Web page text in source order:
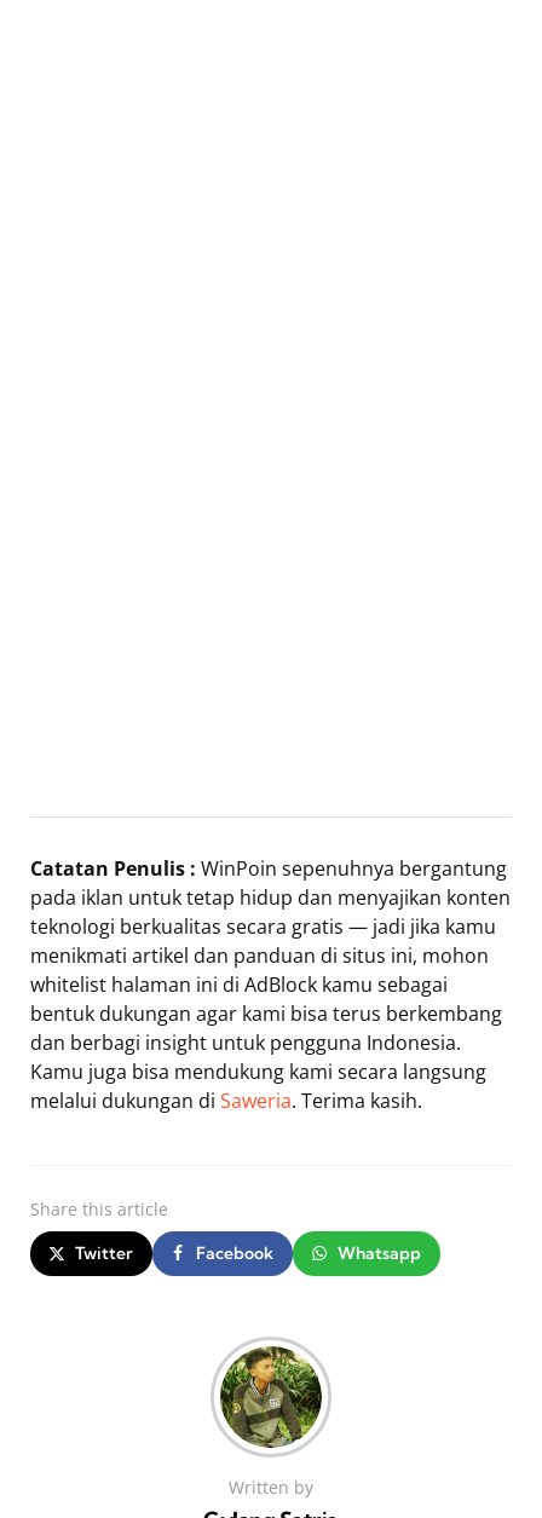
Catatan Penulis : WinPoin sepenuhnya bergantung
pada iklan untuk tetap hidup dan menyajikan konten
teknologi berkualitas secara gratis — jadi jika kamu
menikmati artikel dan panduan di situs ini, mohon
whitelist halaman ini di AdBlock kamu sebagai
bentuk dukungan agar kami bisa terus berkembang
dan berbagi insight untuk pengguna Indonesia.
Kamu juga bisa mendukung kami secara langsung
melalui dukungan di Saweria. Terima kasih.
Share this article
Twitter Facebook Whatsapp
Written by